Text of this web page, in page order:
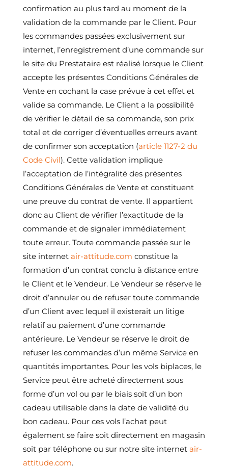
confirmation au plus tard au moment de la
validation de la commande par le Client. Pour
les commandes passées exclusivement sur
internet, l’enregistrement d’une commande sur
le site du Prestataire est réalisé lorsque le Client
accepte les présentes Conditions Générales de
Vente en cochant la case prévue à cet effet et
valide sa commande. Le Client a la possibilité
de vérifier le détail de sa commande, son prix
total et de corriger d’éventuelles erreurs avant
de confirmer son acceptation (article 1127-2 du
Code Civil). Cette validation implique
l’acceptation de l’intégralité des présentes
Conditions Générales de Vente et constituent
une preuve du contrat de vente. Il appartient
donc au Client de vérifier l’exactitude de la
commande et de signaler immédiatement
toute erreur. Toute commande passée sur le
site internet air-attitude.com constitue la
formation d’un contrat conclu à distance entre
le Client et le Vendeur. Le Vendeur se réserve le
droit d’annuler ou de refuser toute commande
d’un Client avec lequel il existerait un litige
relatif au paiement d’une commande
antérieure. Le Vendeur se réserve le droit de
refuser les commandes d’un même Service en
quantités importantes. Pour les vols biplaces, le
Service peut être acheté directement sous
forme d’un vol ou par le biais soit d’un bon
cadeau utilisable dans la date de validité du
bon cadeau. Pour ces vols l’achat peut
également se faire soit directement en magasin
soit par téléphone ou sur notre site internet air-
attitude.com.